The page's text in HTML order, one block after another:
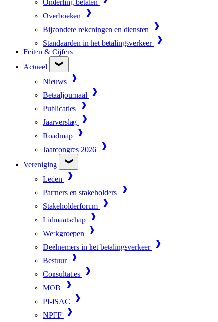
Onderling betalen
Overboeken
Bijzondere rekeningen en diensten
Standaarden in het betalingsverkeer
Feiten & Cijfers
Actueel
Nieuws
Betaaljournaal
Publicaties
Jaarverslag
Roadmap
Jaarcongres 2026
Vereniging
Leden
Partners en stakeholders
Stakeholderforum
Lidmaatschap
Werkgroepen
Deelnemers in het betalingsverkeer
Bestuur
Consultaties
MOB
PI-ISAC
NPFF